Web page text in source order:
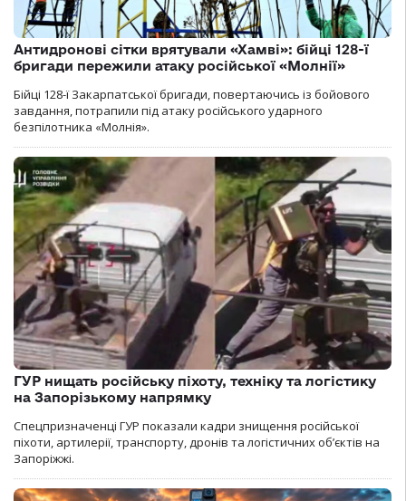
Антидронові сітки врятували «Хамві»: бійці 128-ї
бригади пережили атаку російської «Молнії»
Бійці 128-ї Закарпатської бригади, повертаючись із бойового
завдання, потрапили під атаку російського ударного
безпілотника «Молнія».
ГУР нищать російську піхоту, техніку та логістику
на Запорізькому напрямку
Спецпризначенці ГУР показали кадри знищення російської
піхоти, артилерії, транспорту, дронів та логістичних об’єктів на
Запоріжжі.